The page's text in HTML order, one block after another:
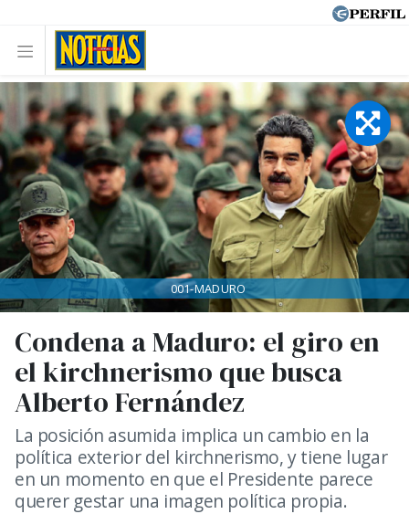
Condena a Maduro: el giro en
el kirchnerismo que busca
Alberto Fernández
La posición asumida implica un cambio en la
política exterior del kirchnerismo, y tiene lugar
en un momento en que el Presidente parece
querer gestar una imagen política propia.
001-MADURO